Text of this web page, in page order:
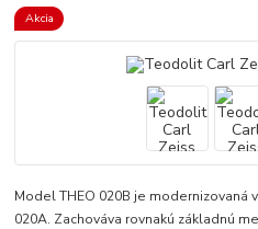
Akcia
Model THEO 020B je modernizovaná
020A. Zachováva rovnakú základnú